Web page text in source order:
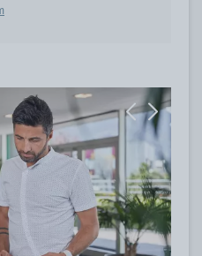
Previous
Next